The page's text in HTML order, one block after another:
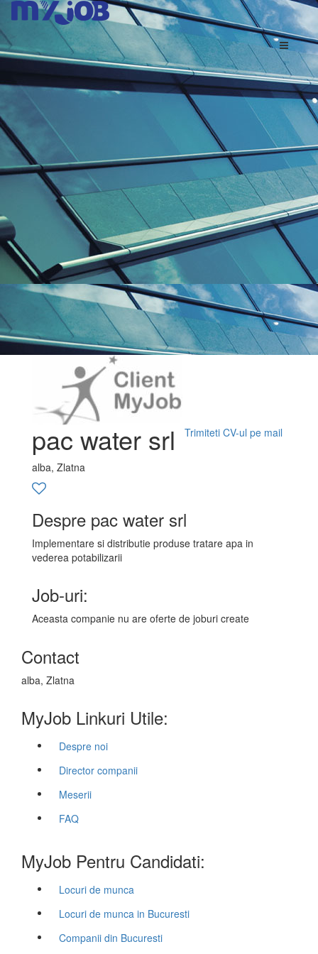
pac water srl
alba, Zlatna
Trimiteti CV-ul pe mail
Despre pac water srl
Implementare si distributie produse tratare apa in
vederea potabilizarii
Job-uri:
Aceasta companie nu are oferte de joburi create
Contact
alba, Zlatna
MyJob Linkuri Utile:
Despre noi
Director companii
Meserii
FAQ
MyJob Pentru Candidati:
Locuri de munca
Locuri de munca in Bucuresti
Companii din Bucuresti